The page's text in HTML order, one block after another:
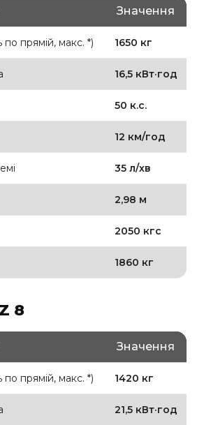
Значення
по прямій, макс. *) 1650 кг
16,5 кВт·год
50 к.с.
12 км/год
35 л/хв
2,98 м
2050 кгс
1860 кг
8
Значення
по прямій, макс. *) 1420 кг
21,5 кВт·год